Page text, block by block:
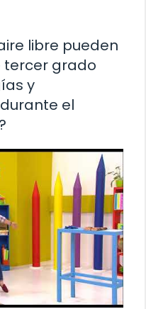
libre pueden
tercer grado
y
el